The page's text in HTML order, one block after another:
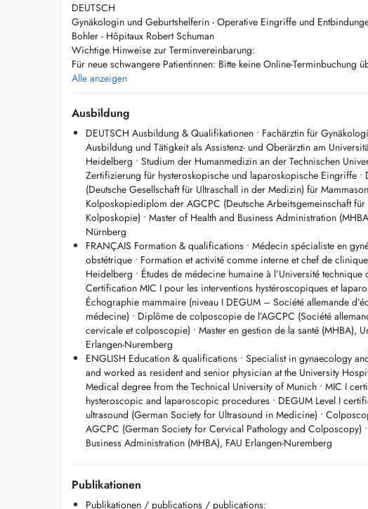
DEUTSCH
Gynäkologin und Geburtshelferin - Operative Eingriffe und
Bohler - Hôpitaux Robert Schuman
Wichtige Hinweise zur Terminvereinbarung:
Für neue schwangere Patientinnen: Bitte keine Online-Terminbuchung
vorherige telefonische Rücksprache ist erforderlich, um zu klären, ob
Schwangere aufgenommen werden können. Kontakt: +352 22 12 58.
Für bestehende Patientinnen: Sollten Sie keinen zeitnahen Termin bei
kontaktieren Sie bitte telefonisch unter +352 22 12 58 unser Sekretariat
Termin.
FRANÇAIS
Gynécologue et obstétricienne - interventions chirurgicales et
Bohler - Hôpitaux Robert Schuman
Informations importantes concernant les rendez-vous :
Nouvelles patientes enceintes : Pas de prise de rendez-vous en ligne
téléphonique préalable est nécessaire pour vérifier si nous pouvons
nouvelles patientes enceintes. Tél. : +352 22 12 58.
Patientes existantes : Si vous ne trouvez pas de rendez-vous
contacter notre secrétariat au +352 22 12 58.
ENGLISH
Gynaecologist and obstetrician - surgical procedures and deliveries
Hôpitaux Robert Schuman
Important appointment information:
For new pregnant patients: Please do not book appointments via
call is required to check if we are currently accepting new pregnant
22 12 58.
For existing patients: If you cannot find a timely appointment on
office at +352 22 12 58.
Alle anzeigen
Ausbildung
DEUTSCH Ausbildung & Qualifikationen • Fachärztin für
Ausbildung und Tätigkeit als Assistenz- und Oberärztin am
Heidelberg • Studium der Humanmedizin an der Technischen
Zertifizierung für hysteroskopische und laparoskopische Eingriffe •
(Deutsche Gesellschaft für Ultraschall in der Medizin) für
Kolposkopiediplom der AGCPC (Deutsche Arbeitsgemeinschaft
Kolposkopie) • Master of Health and Business Administration
Nürnberg
FRANÇAIS Formation & qualifications • Médecin spécialiste en
obstétrique • Formation et activité comme interne et chef de
Heidelberg • Études de médecine humaine à l’Université technique
Certification MIC I pour les interventions hystéroscopiques et
Échographie mammaire (niveau I DEGUM – Société allemande
médecine) • Diplôme de colposcopie de l’AGCPC (Société
cervicale et colposcopie) • Master en gestion de la santé (MHBA),
Erlangen-Nuremberg
ENGLISH Education & qualifications • Specialist in gynaecology
and worked as resident and senior physician at the University
Medical degree from the Technical University of Munich • MIC I
hysteroscopic and laparoscopic procedures • DEGUM Level I
ultrasound (German Society for Ultrasound in Medicine) •
AGCPC (German Society for Cervical Pathology and Colposcopy)
Business Administration (MHBA), FAU Erlangen-Nuremberg
Publikationen
Publikationen / publications / publications: